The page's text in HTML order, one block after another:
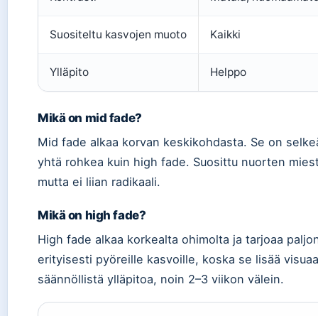
Suositeltu kasvojen muoto Kaikki
Ylläpito Helppo
Mikä on mid fade?
Mid fade alkaa korvan keskikohdasta. Se on
yhtä rohkea kuin high fade. Suosittu nuorten
mutta ei liian radikaali.
Mikä on high fade?
High fade alkaa korkealta ohimolta ja tarjoaa
erityisesti pyöreille kasvoille, koska se lisää
säännöllistä ylläpitoa, noin 2–3 viikon välein.